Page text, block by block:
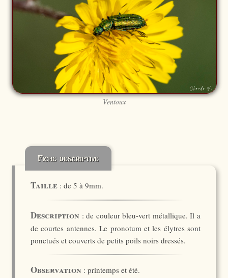
Ventoux
Fiche descriptive
Taille : de 5 à 9mm.
Description : de couleur bleu-vert métallique. Il a
de courtes antennes. Le pronotum et les élytres sont
ponctués et couverts de petits poils noirs dressés.
Observation : printemps et été.